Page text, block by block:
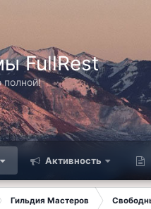
FullRest
полной!
Активность
Гильдия Мастеров